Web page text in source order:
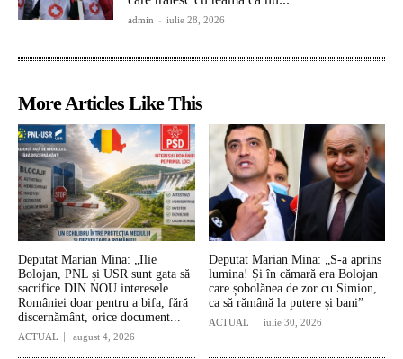
admin - iulie 28, 2026
More Articles Like This
Deputat Marian Mina: „Ilie
Bolojan, PNL și USR sunt gata să
sacrifice DIN NOU interesele
României doar pentru a bifa, fără
discernământ, orice document...
ACTUAL august 4, 2026
Deputat Marian Mina: „S-a aprins
lumina! Și în cămară era Bolojan
care șobolănea de zor cu Simion,
ca să rămână la putere și bani”
ACTUAL iulie 30, 2026